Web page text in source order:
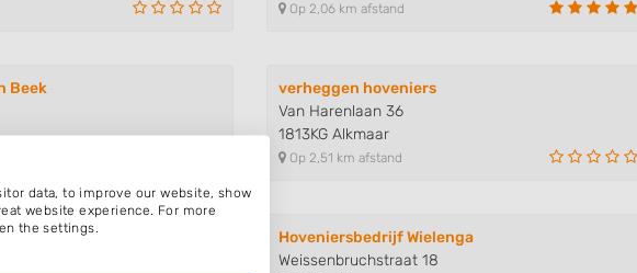
Op 2,06 km afstand
Beek
verheggen hoveniers
Van Harenlaan 36
1813KG Alkmaar
Op 2,51 km afstand
Hoveniersbedrijf Wielenga
Weissenbruchstraat 18
data, to improve our website, show
website experience. For more
the settings.